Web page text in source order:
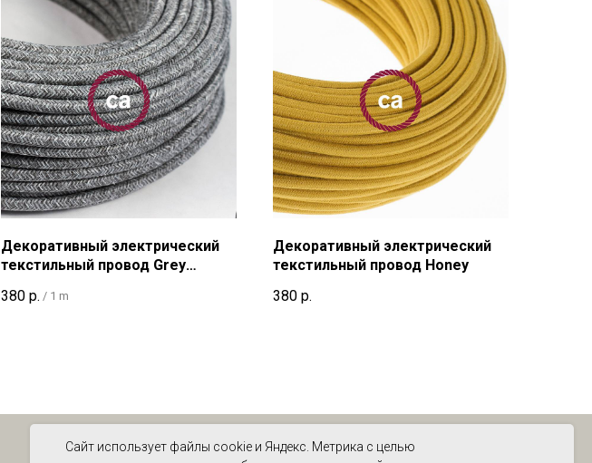
Декоративный электрический
текстильный провод Grey
380 р. / 1 m
Декоративный электрический
текстильный провод Honey
380 р.
Сайт использует файлы cookie и Яндекс. Метрика с целью